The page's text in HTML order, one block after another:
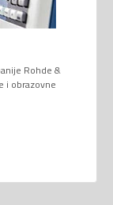
Rohde &
i obrazovne